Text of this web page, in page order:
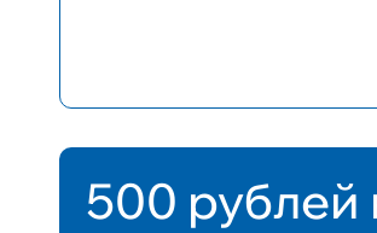
500 рублей